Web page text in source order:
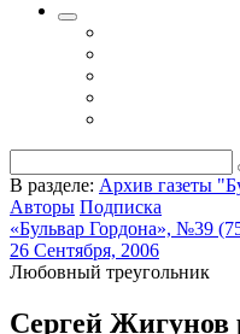
В разделе: Архив газеты
Авторы Подписка
«Бульвар Гордона», №39
26 Сентября, 2006
Любовный треугольник
Сергей Жигунов